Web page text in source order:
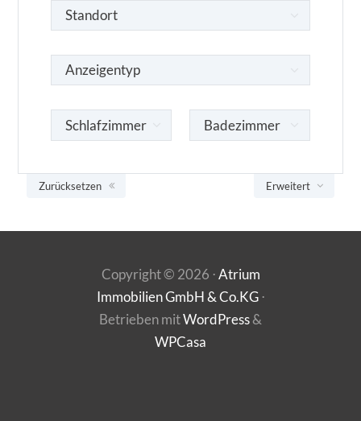
Erweitert
Zurücksetzen
Copyright © 2026 ⋅Atrium
Immobilien GmbH & Co.KG⋅
Betrieben mitWordPress&
WPCasa